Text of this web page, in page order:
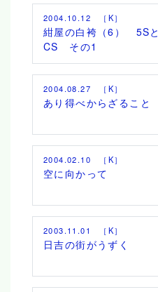
2004.10.12 ［K］
紺屋の白袴（6） 5Sと
CS その1
2004.08.27 ［K］
あり得べからざること
2004.02.10 ［K］
空に向かって
2003.11.01 ［K］
日吉の街がうずく